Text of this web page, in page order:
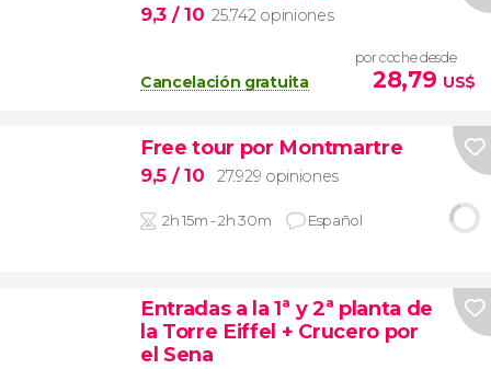
9,3 / 10 25.742 opiniones
Cancelación gratuita
por coche desde
28,79 US$
Free tour por Montmartre
9,5 / 10 27.929 opiniones
2h 15m - 2h 30m Español
Entradas a la 1ª y 2ª planta de
la Torre Eiffel + Crucero por
el Sena